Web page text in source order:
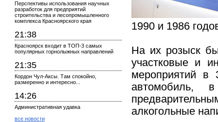
Перспективы использования научных
разработок для предприятий
строительства и лесопромышленного
комплекса Красноярского края
21:38
Красноярск входит в ТОП-3 самых
популярных горнолыжных направлений
21:35
Кордон Чул-Аксы. Там спокойно,
размеренно и интересно...
14:26
Административная удавка
все новости
1990 и 1986
На их розыск
участковые и
мероприятий
автомобиль,
алкогольные